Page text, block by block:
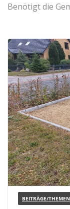
Benötigt die
BEITRÄGE/THEMEN